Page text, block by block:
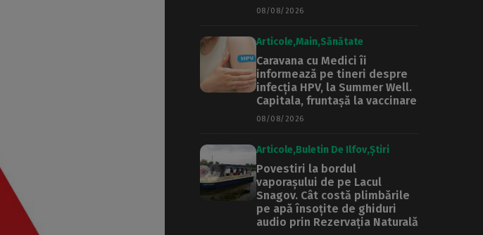
08/08/2026
Articole Main Sănătate
Caravana cu Medici îi
informează pe tineri despre
infecția HPV, la Summer Well.
Capitala, fruntașă la vaccinare
08/08/2026
Articole Buletin De Ilfov Știri
Povestiri la bordul
vaporașului de pe Lacul
Snagov. Cât costă plimbările
pe apă însoțite de ghiduri
audio prin Rezervația Naturală